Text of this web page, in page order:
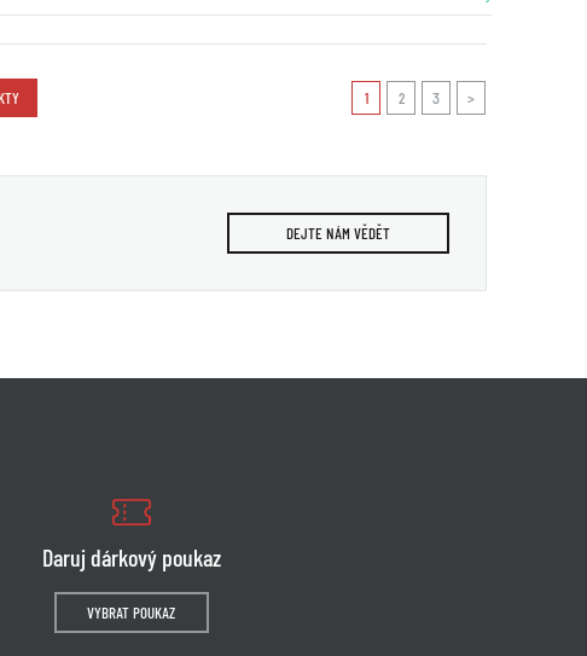
1 2 3 >
DEJTE NÁM VĚDĚT
Daruj dárkový poukaz
VYBRAT POUKAZ